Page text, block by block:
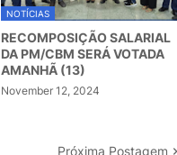
NOTÍCIAS
RECOMPOSIÇÃO SALARIAL
DA PM/CBM SERÁ VOTADA
AMANHÃ (13)
November 12, 2024
Próxima Postagem